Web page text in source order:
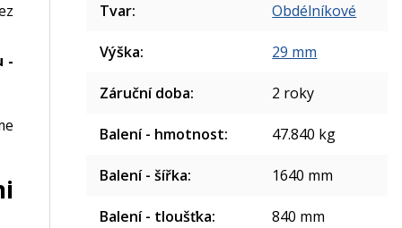
-
Tvar: Obdélníkové
Výška: 29 mm
Záruční doba: 2 roky
Balení - hmotnost: 47.840 kg
Balení - šířka: 1640 mm
Balení - tloušťka: 840 mm